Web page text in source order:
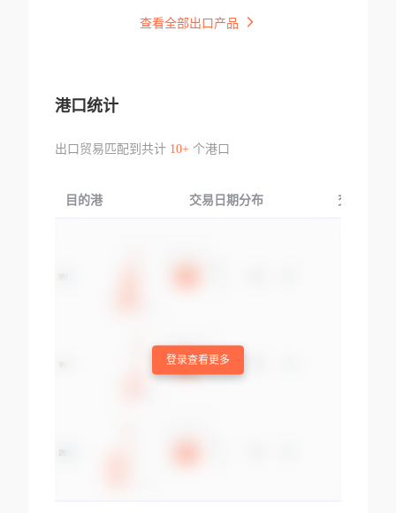
查看全部出口产品
港口统计
出口贸易匹配到共计 10+个港口
目的港 交易日期分布 交易产品
登录查看更多